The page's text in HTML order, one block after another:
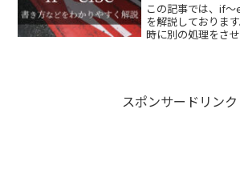
この記事では、if
を解説しておりま
時に別の処理をさ
スポンサードリンク